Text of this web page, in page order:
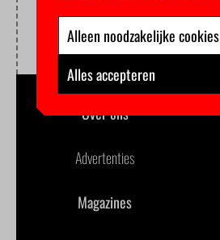
Over ons
Advertenties
Magazines
Alleen noodzakelijke cookies
Alles accepteren